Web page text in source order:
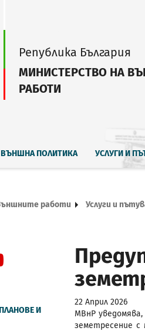
Република България
МИНИСТЕРСТВО НА
РАБОТИ
ВЪНШНА ПОЛИТИКА УСЛУГИ И
работи Услуги и
И
22 Април 2026
МВнР
земетресение